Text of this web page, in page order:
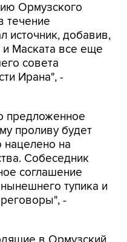
Ормузского
течение
источник, добавив,
и Маската все еще
совета
Ирана", -
предложенное
проливу будет
нацелено на
Собеседник
соглашение
тупика и
-